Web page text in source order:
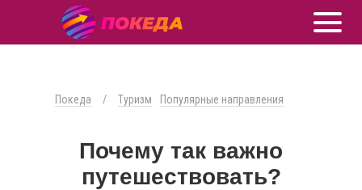
Покеда / Туризм Популярные направления
Почему так важно
путешествовать?